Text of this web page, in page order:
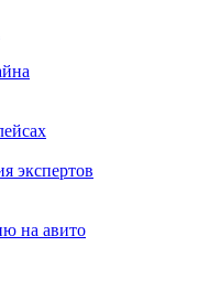
экспертов
на авито